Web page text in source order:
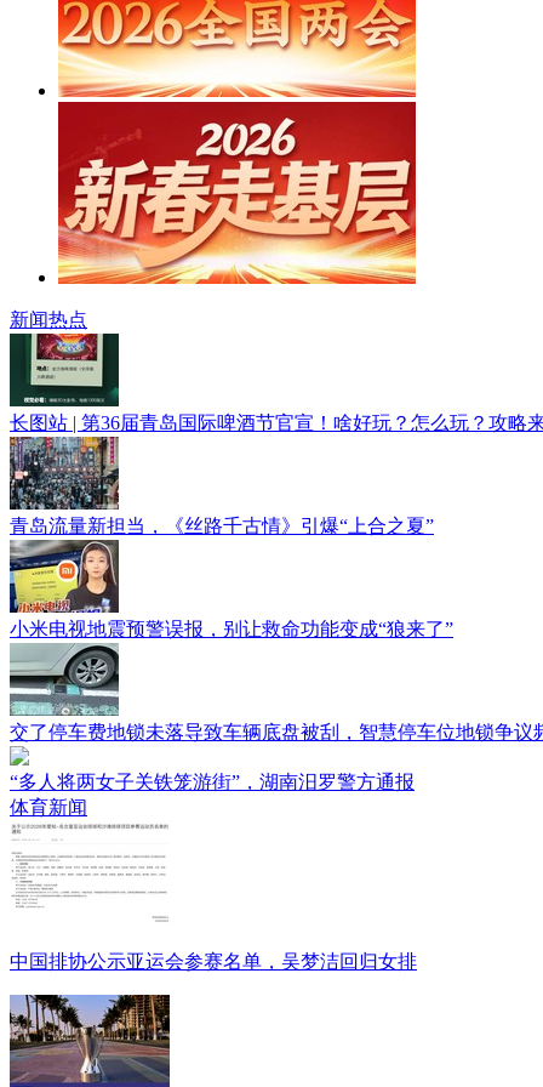
新闻热点
长图站 | 第36届青岛国际啤酒节官宣！啥好玩？怎么玩？攻略
青岛流量新担当，《丝路千古情》引爆“上合之夏”
小米电视地震预警误报，别让救命功能变成“狼来了”
交了停车费地锁未落导致车辆底盘被刮，智慧停车位地锁争议
“多人将两女子关铁笼游街”，湖南汨罗警方通报
体育新闻
中国排协公示亚运会参赛名单，吴梦洁回归女排